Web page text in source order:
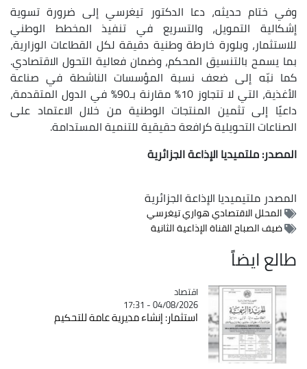
وفي ختام حديثه، دعا الدكتور تيغرسي إلى ضرورة تسوية
إشكالية التمويل، والتسريع في تنفيذ المخطط الوطني
للاستثمار، وبلورة خارطة وطنية دقيقة لكل القطاعات الوزارية،
بما يسمح بالتنسيق المحكم، وضمان فعالية التحول الاقتصادي.
كما نبّه إلى ضعف نسبة المؤسسات الناشطة في صناعة
الأغذية، التي لا تتجاوز 10% مقارنة بـ90% في الدول المتقدمة،
داعيًا إلى تثمين المنتجات الوطنية من خلال الاعتماد على
الصناعات التحويلية كرافعة حقيقية للتنمية المستدامة.
المصدر: ملتميديا الإذاعة الجزائرية
المصدرملتيميديا الإذاعة الجزائرية
المحلل الاقتصادي هواري تيغرسي
ضيف الصباح القناة الإذاعية الثانية
طالع ايضاً
Catégorie
اقتصاد
04/08/2026 - 17:31
استثمار: إنشاء مديرية عامة للتحكيم